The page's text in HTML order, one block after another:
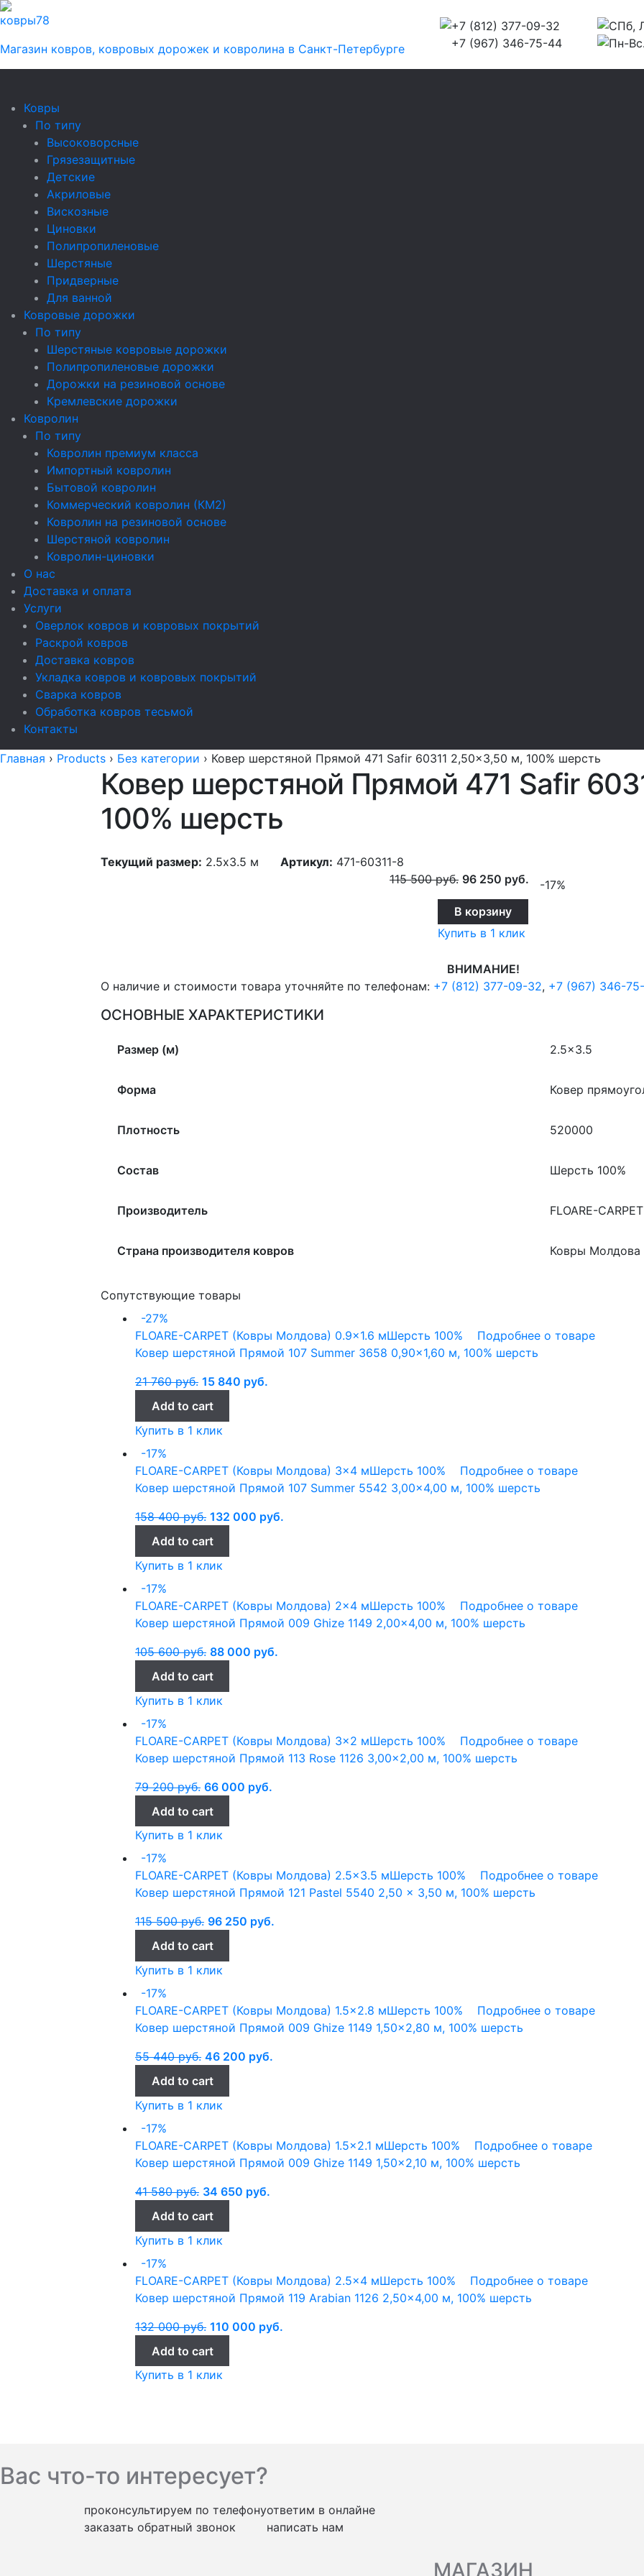
ковры78
Магазин ковров, ковровых дорожек и ковролина в Санкт-Петербурге
+7 (812) 377-09-32
+7 (967) 346-75-44
СПб,
Пн-
Ковры
По типу
Высоковорсные
Грязезащитные
Детские
Акриловые
Вискозные
Циновки
Полипропиленовые
Шерстяные
Придверные
Для ванной
Ковровые дорожки
По типу
Шерстяные ковровые дорожки
Полипропиленовые дорожки
Дорожки на резиновой основе
Кремлевские дорожки
Ковролин
По типу
Ковролин премиум класса
Импортный ковролин
Бытовой ковролин
Коммерческий ковролин (КМ2)
Ковролин на резиновой основе
Шерстяной ковролин
Ковролин-циновки
О нас
Доставка и оплата
Услуги
Оверлок ковров и ковровых покрытий
Раскрой ковров
Доставка ковров
Укладка ковров и ковровых покрытий
Сварка ковров
Обработка ковров тесьмой
Контакты
Главная › Products › Без категории › Ковер шерстяной Прямой 471 Safir 60311 2,50x3,50 м, 100% шерсть
Ковер шерстяной Прямой 471 Safir
100% шерсть
Текущий размер: 2.5x3.5 м Артикул: 471-60311-8
115 500руб. 96 250 руб.
-17%
В корзину
Купить в 1 клик
ВНИМАНИЕ!
О наличие и стоимости товара уточняйте по телефонам: +7 (812) 377-09-32, +7 (967) 346-
ОСНОВНЫЕ ХАРАКТЕРИСТИКИ
Размер (м) 2.5×3.5
Форма Ковер
Плотность 520000
Состав Шерсть 100%
Производитель FLOARE-CARPET
Страна производителя ковров Ковры Молдова
Сопутствующие товары
-27%
FLOARE-CARPET (Ковры Молдова) 0.9x1.6 мШерсть 100%
Подробнее о товаре
Ковер шерстяной Прямой 107 Summer 3658 0,90×1,60 м, 100% шерсть
21 760руб. 15 840 руб.
Add to cart
Купить в 1 клик
-17%
FLOARE-CARPET (Ковры Молдова) 3x4 мШерсть 100%
Подробнее о товаре
Ковер шерстяной Прямой 107 Summer 5542 3,00×4,00 м, 100% шерсть
158 400руб. 132 000 руб.
Add to cart
Купить в 1 клик
-17%
FLOARE-CARPET (Ковры Молдова) 2x4 мШерсть 100%
Подробнее о товаре
Ковер шерстяной Прямой 009 Ghize 1149 2,00×4,00 м, 100% шерсть
105 600руб. 88 000 руб.
Add to cart
Купить в 1 клик
-17%
FLOARE-CARPET (Ковры Молдова) 3x2 мШерсть 100%
Подробнее о товаре
Ковер шерстяной Прямой 113 Rose 1126 3,00×2,00 м, 100% шерсть
79 200руб. 66 000 руб.
Add to cart
Купить в 1 клик
-17%
FLOARE-CARPET (Ковры Молдова) 2.5x3.5 мШерсть 100%
Подробнее о товаре
Ковер шерстяной Прямой 121 Pastel 5540 2,50 x 3,50 м, 100% шерсть
115 500руб. 96 250 руб.
Add to cart
Купить в 1 клик
-17%
FLOARE-CARPET (Ковры Молдова) 1.5x2.8 мШерсть 100%
Подробнее о товаре
Ковер шерстяной Прямой 009 Ghize 1149 1,50×2,80 м, 100% шерсть
55 440руб. 46 200 руб.
Add to cart
Купить в 1 клик
-17%
FLOARE-CARPET (Ковры Молдова) 1.5x2.1 мШерсть 100%
Подробнее о товаре
Ковер шерстяной Прямой 009 Ghize 1149 1,50×2,10 м, 100% шерсть
41 580руб. 34 650 руб.
Add to cart
Купить в 1 клик
-17%
FLOARE-CARPET (Ковры Молдова) 2.5x4 мШерсть 100%
Подробнее о товаре
Ковер шерстяной Прямой 119 Arabian 1126 2,50×4,00 м, 100% шерсть
132 000руб. 110 000 руб.
Add to cart
Купить в 1 клик
Вас что-то интересует?
проконсультируем по телефону
заказать обратный звонок
ответим в онлайне
написать нам
МАГАЗИН